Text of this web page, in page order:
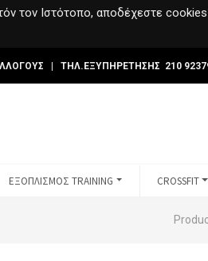
τον Ιστότοπο, αποδέχεστε
| ΤΗΛ.ΕΞΥΠΗΡΕΤΗΣΗΣ 210
ΕΞΟΠΛΙΣΜΟΣ TRAINING CROSSFIT